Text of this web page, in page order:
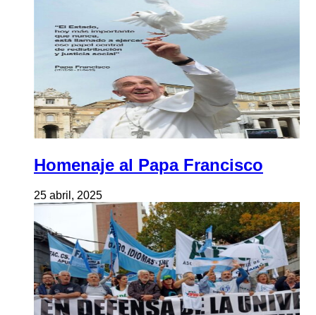
Homenaje al Papa Francisco
25 abril, 2025